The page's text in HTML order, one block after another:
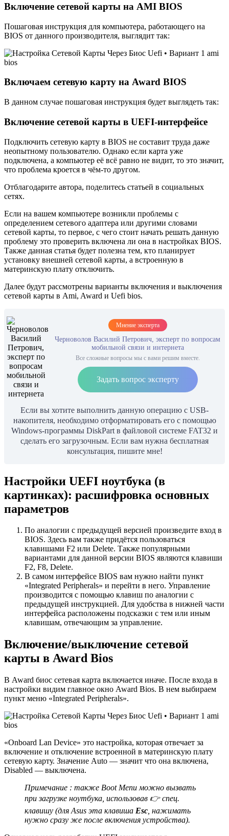
Включение сетевой карты на AMI BIOS
Пошаговая инструкция для компьютера, работающего на
BIOS от данного производителя, выглядит так:
Включаем сетевую карту на Award BIOS
В данном случае пошаговая инструкция будет выглядеть так:
Включение сетевой карты в UEFI-интерфейсе
Подключить сетевую карту в BIOS не составит труда даже
неопытному пользователю. Однако если карта уже
подключена, а компьютер её всё равно не видит, то это значит,
что проблема кроется в чём-то другом.
Отблагодарите автора, поделитесь статьей в социальных
сетях.
Если на вашем компьютере возникли проблемы с
определением сетевого адаптера или другими словами
сетевой карты, то первое, с чего стоит начать решать данную
проблему это проверить включена ли она в настройках BIOS.
Также данная статья будет полезна тем, кто планирует
установку внешней сетевой карты, а встроенную в
материнскую плату отключить.
Далее будут рассмотрены варианты включения и выключения
сетевой карты в Ami, Award и Uefi bios.
Мнение эксперта
Черноволов Василий Петрович, эксперт по вопросам
мобильной связи и интернета
Все сложные вопросы мы с вами решим вместе.
Задать вопрос эксперту
Если вы хотите выполнить данную операцию с USB-
накопителя, необходимо отформатировать его с помощью
Windows-программы DiskPart в файловой системе FAT32 и
сделать его загрузочным. Если вам нужна бесплатная
консультация, пишите мне!
Настройки UEFI ноутбука (в
картинках): расшифровка основных
параметров
По аналогии с предыдущей версией произведите вход в
BIOS. Здесь вам также придётся пользоваться
клавишами F2 или Delete. Также популярными
вариантами для данной версии BIOS являются клавиши
F2, F8, Delete.
В самом интерфейсе BIOS вам нужно найти пункт
«Integrated Peripherals» и перейти в него. Управление
производится с помощью клавиш по аналогии с
предыдущей инструкцией. Для удобства в нижней части
интерфейса расположены подсказки с тем или иным
клавишам, отвечающим за управление.
Включение/выключение сетевой
карты в Award Bios
В Award биос сетевая карта включается иначе. После входа в
настройки видим главное окно Award Bios. В нем выбираем
пункт меню «Integrated Peripherals».
«Onboard Lan Device» это настройка, которая отвечает за
включение и отключение встроенной в материнскую плату
сетевую карту. Значение Auto — значит что она включена,
Disabled — выключена.
Примечание : также Boot Menu можно вызвать
при загрузке ноутбука, использовав 👉 спец.
клавишу (для Asus эта клавиша Esc , нажимать
нужно сразу же после включения устройства).